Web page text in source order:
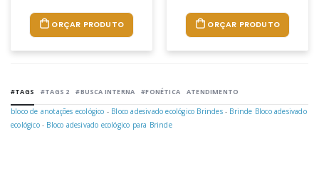
ORÇAR PRODUTO ORÇAR PRODUTO
#TAGS #TAGS 2 #BUSCA INTERNA #FONÉTICA ATENDIMENTO
bloco de anotações ecológico - Bloco adesivado ecológico Brindes- Brinde Bloco adesivado
ecológico- Bloco adesivado ecológico para Brinde